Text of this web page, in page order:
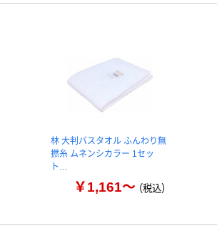
林 大判バスタオル ふんわり無
撚糸 ムネンシカラー 1セッ
ト…
￥1,161～（税込）